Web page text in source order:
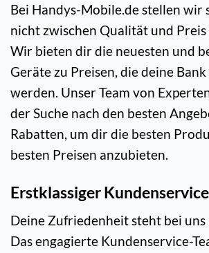
Bei Handys-Mobile.de stellen wir
nicht zwischen Qualität und Preis
Wir bieten dir die neuesten und
Geräte zu Preisen, die deine
werden. Unser Team von
der Suche nach den besten
Rabatten, um dir die besten
besten Preisen anzubieten.
Erstklassiger Kundenservice
Deine Zufriedenheit steht bei uns
Das engagierte Kundenservice-